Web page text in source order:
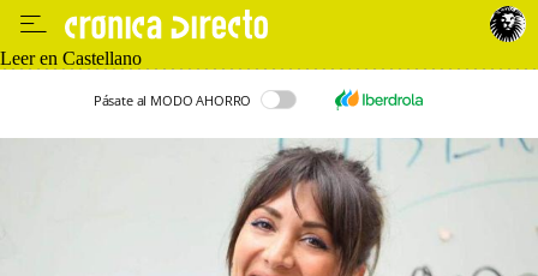
Leer en Castellano
Pásate al MODO AHORRO